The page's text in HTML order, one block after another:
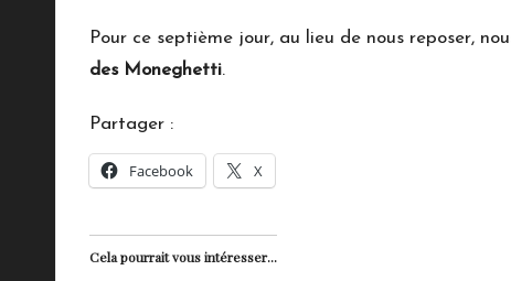
Pour ce septième jour, au lieu de nous reposer,
des Moneghetti.
Partager :
Facebook X
Cela pourrait vous intéresser...